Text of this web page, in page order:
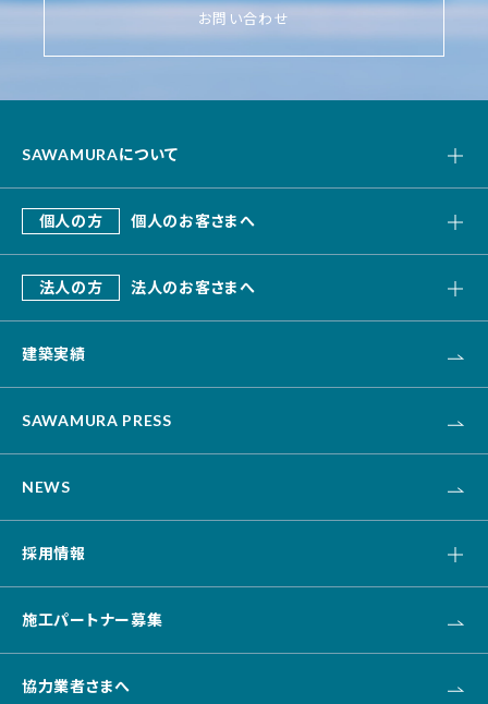
お問い合わせ
SAWAMURAについて
私たちの強み
会社概要
個人の方 個人のお客さまへ
SAWAMURA建築設計
リフォーム・リノベーション
不動産
法人の方 法人のお客さまへ
デザインビルド
オフィス・事務所
改修・リニューアル
建築実績
SAWAMURA PRESS
NEWS
採用情報
キャリア採用
新卒採用
施工パートナー募集
協力業者さまへ